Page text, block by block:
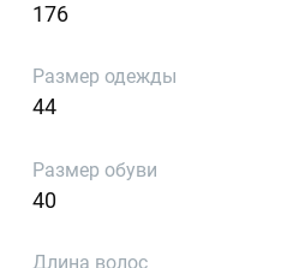
176
Размер одежды
44
Размер обуви
40
Длина волос